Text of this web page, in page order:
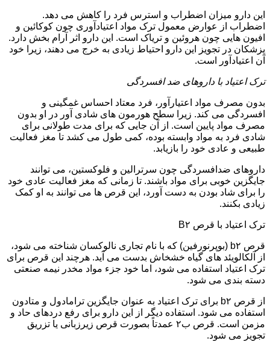
این دارو میزان اضطراب و استرس فرد را کاهش می دهد.
اضطراب از عوارض معمول ترک مواد اعتیادآوری چون کوکائین و
افیون هایی چون هروئین و تریاک است. این دارو اثر آرام بخش دارد.
پزشکان در تجویز این دارو احتیاط زیادی به خرج می دهند، زیرا خود
آن اعتیادآور است.
ترک اعتیاد با داروهای ضد افسردگی
بدون مصرف مواد اعتیارآور، فرد معتاد احساس غمگینی و
افسردگی می کند. زیرا سطح هورمون های شادی آور در او بدون
مصرف مواد پایین است. از آن جایی که برای مدت طولانی برای
شادی فرد به مواد وابسته بوده، کمی طول می کشد تا مغز فعالیت
طبیعی و عادی خود را بازیابد.
داروهای ضدافسردگی چون سرترالین و فلوکستین، می توانند
جایگزین خوبی برای مواد باشند. تا زمانی که مغز فعالیت عادی خود
را برای شاد بودن به دست آورد، این قرص ها می توانند به او کمک
زیادی بکنند.
ترک اعتیاد با قرص B۲
قرص b۲ (بوپرنورفین) که با نام تجاری نالوکسان شناخته می شود،
از آلکالویئد های گیاه خشخاش بدست می آید. هرچند این قرص برای
ترک اعتیاد استفاده می شود، اما خود جزء مواد مخدر نیمه صنعتی
دسته بندی می شود.
از قرص b۲ برای ترک اعتیاد به عنوان جایگزین ترامادول و متادون
استفاده می شود. استفاده دیگر از این دارو برای رفع دردهای حاد و
مزمن است. قرص ب۲ عمدتاً بصورت قرص زیرزبانی یا تزریق
تجویز می شود.